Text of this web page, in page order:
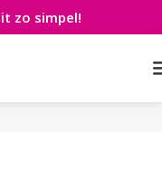
zo simpel!